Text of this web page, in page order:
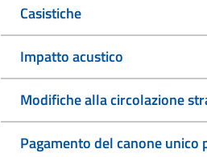
Casistiche
Impatto acustico
Modifiche alla circolazione
Pagamento del canone unico